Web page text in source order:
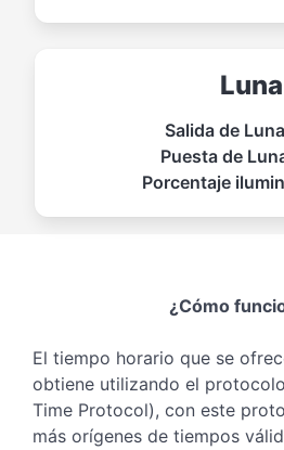
Luna
Salida de Luna
Puesta de
Porcentaje
¿Cómo
El tiempo horario que se
obtiene utilizando el
Time Protocol), con este
más orígenes de tiempos